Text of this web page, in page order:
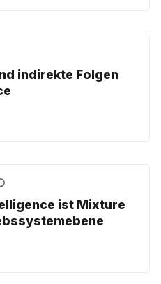
indirekte Folgen
ist Mixture